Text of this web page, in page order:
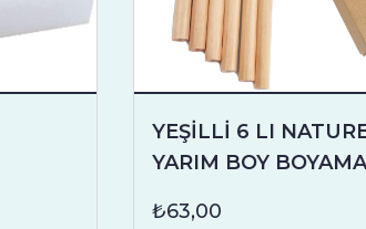
YEŞİLLİ 6 LI
YARIM BOY
₺63,00